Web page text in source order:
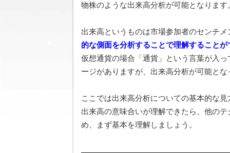
物株のような出来高分析が可能となります
出来高というものは市場参加者のセンチ
的な側面を分析することで理解することが
仮想通貨の場合「通貨」という言葉が入
ージがありますが、出来高分析が可能と
ここでは出来高分析についての基本的な
出来高の意味合いが理解できたら、他の
め、まず基本を理解しましょう。